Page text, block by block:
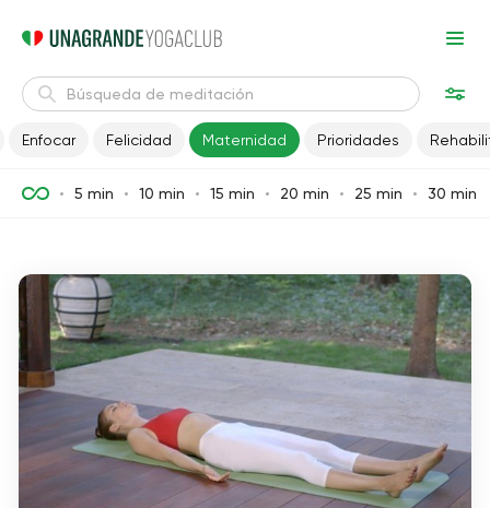
Enfocar Felicidad Maternidad Prioridades
5 min 10 min 15 min 20 min 25 min 30 min